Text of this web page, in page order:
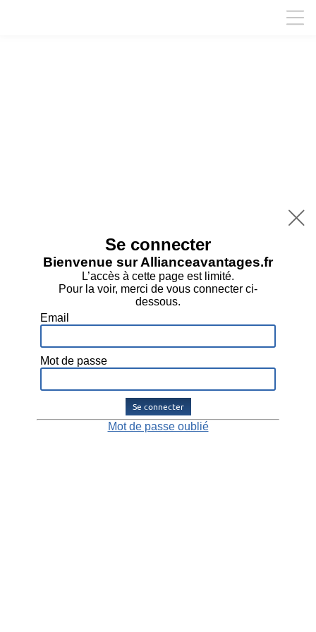

Se connecter
Bienvenue sur Allianceavantages.fr
L’accès à cette page est limité.
Pour la voir, merci de vous connecter ci-
dessous.
Email
Mot de passe
Se connecter
Mot de passe oublié